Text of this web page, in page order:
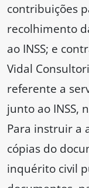
contribuições
recolhimento
ao INSS; e
Vidal
referente a
junto ao INSS,
Para instruir a
cópias do
inquérito civil